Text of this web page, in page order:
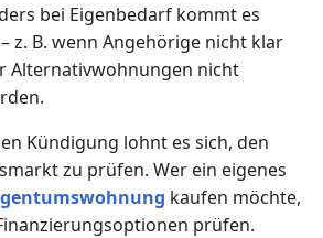
bei Eigenbedarf kommt es
z. B. wenn Angehörige nicht klar
Alternativwohnungen nicht
Kündigung lohnt es sich, den
zu prüfen. Wer ein eigenes
kaufen möchte,
prüfen.